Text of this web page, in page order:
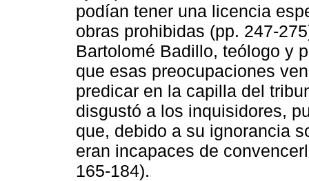
podían tener una licencia
obras prohibidas (pp. 247-
Bartolomé Badillo, teólogo y
que esas preocupaciones
predicar en la capilla del
disgustó a los inquisidores,
que, debido a su ignorancia
eran incapaces de
165-184).